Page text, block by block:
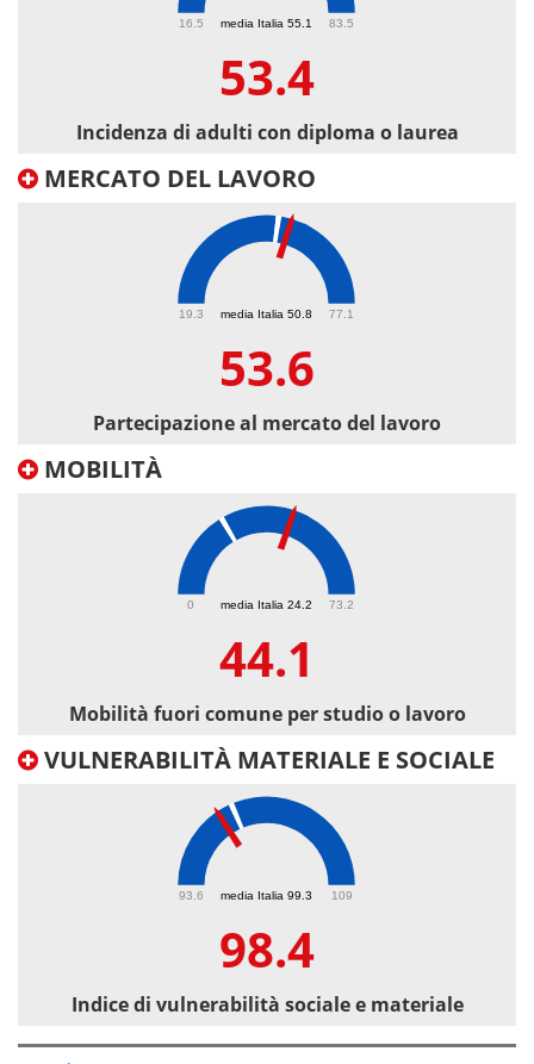
media Italia 55.1
16.5 83.5
53.4
Incidenza di adulti con diploma o laurea
MERCATO DEL LAVORO
media Italia 50.8
19.3 77.1
53.6
Partecipazione al mercato del lavoro
MOBILITÀ
media Italia 24.2
0 73.2
44.1
Mobilità fuori comune per studio o lavoro
VULNERABILITÀ MATERIALE E SOCIALE
media Italia 99.3
93.6 109
98.4
Indice di vulnerabilità sociale e materiale